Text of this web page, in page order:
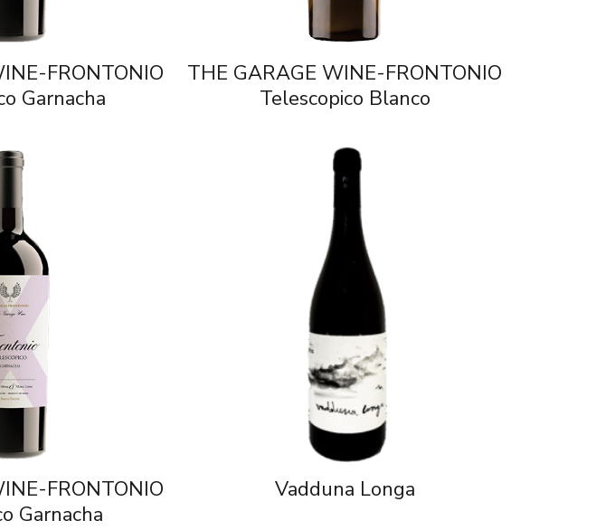
FRONTONIO
Garnacha
THE GARAGE WINE-FRONTONIO
Telescopico Blanco
FRONTONIO
Garnacha
Vadduna Longa